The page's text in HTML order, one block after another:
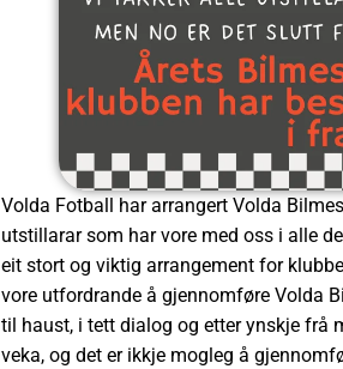
Volda Fotball har arrangert Volda
utstillarar som har vore med oss i alle
eit stort og viktig arrangement for
vore utfordrande å gjennomføre Volda
til haust, i tett dialog og etter ynskje frå
veka, og det er ikkje mogleg å